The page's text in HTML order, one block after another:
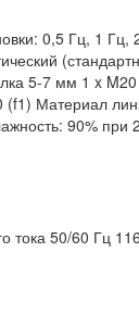
0,5 Гц, 1 Гц,
5-7 мм 1 x M20
(f1) Материал
90% при
тока 50/60 Гц